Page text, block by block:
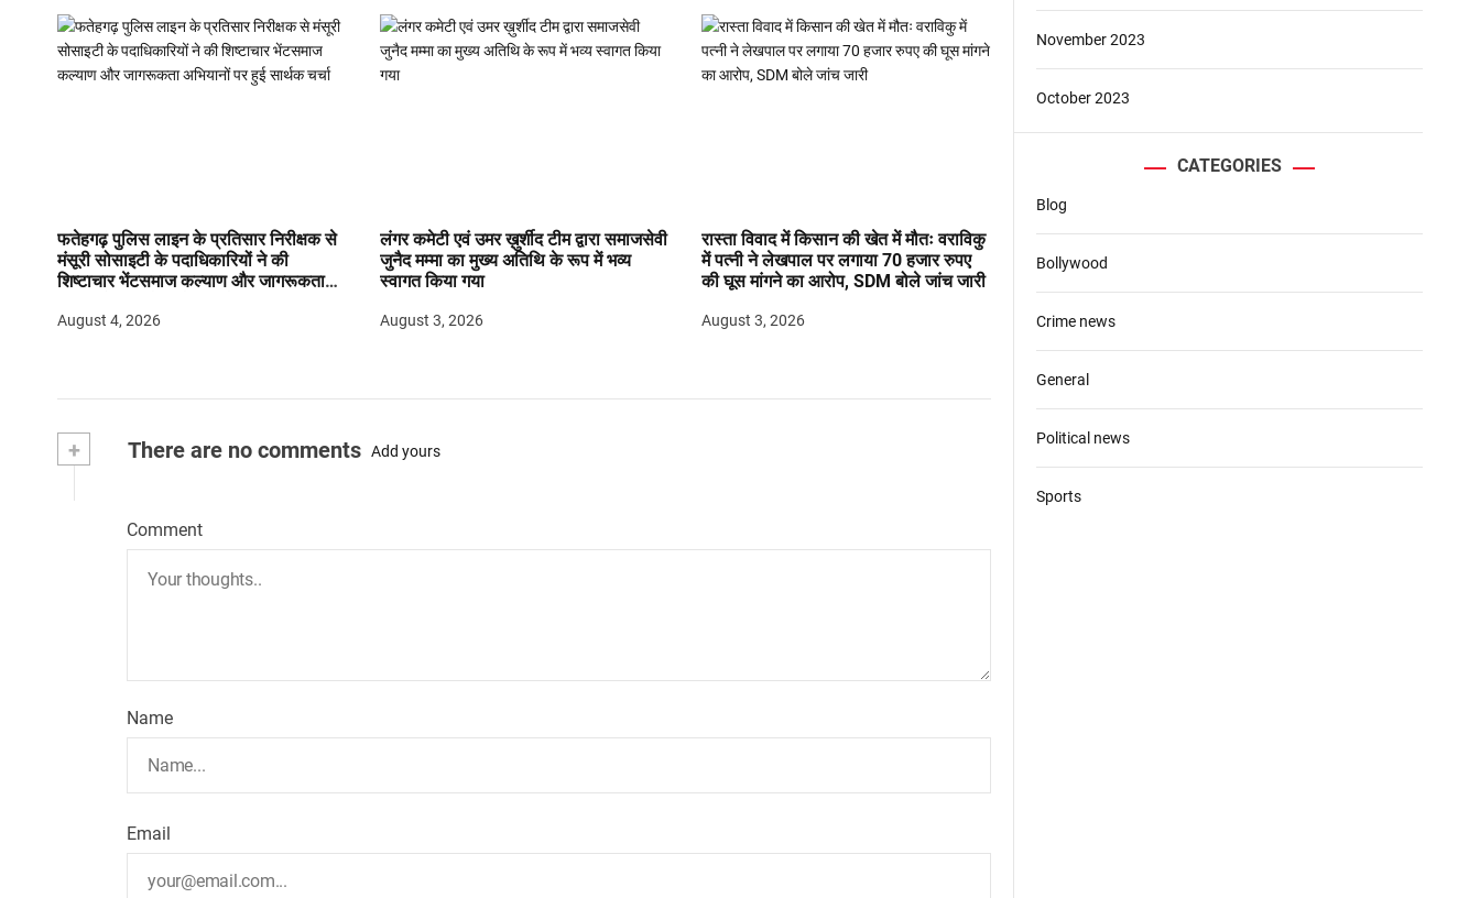
फतेहगढ़ पुलिस लाइन के प्रतिसार निरीक्षक से
मंसूरी सोसाइटी के पदाधिकारियों ने की
शिष्टाचार भेंटसमाज कल्याण और जागरूकता
August 4, 2026
लंगर कमेटी एवं उमर ख़ुर्शीद टीम द्वारा समाजसेवी
जुनैद मम्मा का मुख्य अतिथि के रूप में भव्य
स्वागत किया गया
August 3, 2026
रास्ता विवाद में किसान की खेत में मौतः वराविकु
में पत्नी ने लेखपाल पर लगाया 70 हजार रुपए
की घूस मांगने का आरोप, SDM बोले जांच जारी
August 3, 2026
+ There are no comments Add yours
Comment
Name
Email
November 2023
October 2023
CATEGORIES
Blog
Bollywood
Crime news
General
Political news
Sports